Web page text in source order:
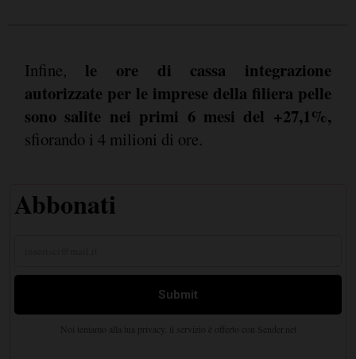
Infine, le ore di cassa integrazione
autorizzate per le imprese della filiera pelle
sono salite nei primi 6 mesi del +27,1%,
sfiorando i 4 milioni di ore.